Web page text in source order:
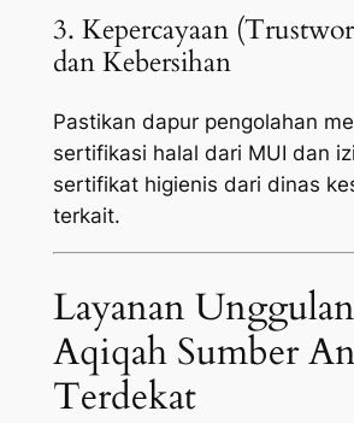
3. Kepercayaan
dan Kebersihan
Pastikan dapur pengolahan
sertifikasi halal dari MUI dan
sertifikat higienis dari dinas
terkait.
Layanan
Aqiqah Sumber
Terdekat